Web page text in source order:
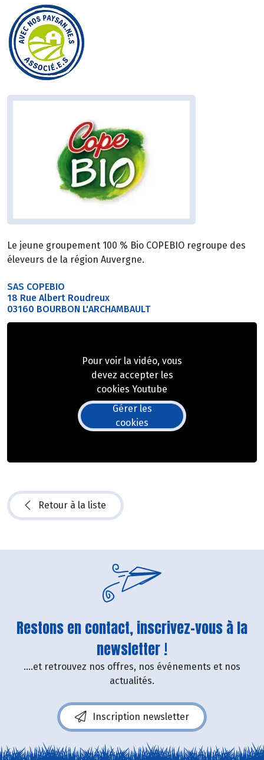
Le jeune groupement 100 % Bio COPEBIO regroupe des
éleveurs de la région Auvergne.
SAS COPEBIO
18 Rue Albert Roudreux
03160 BOURBON L'ARCHAMBAULT
Pour voir la vidéo, vous
devez accepter les
cookies Youtube
Gérer les
cookies
Retour à la liste
Restons en contact, inscrivez-vous à la
newsletter !
....et retrouvez nos offres, nos événements et nos
actualités.
Inscription newsletter